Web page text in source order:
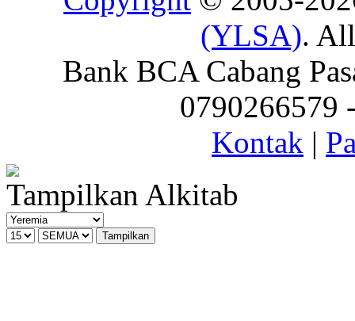
(YLSA).
Bank BCA Cabang
0790266579
Kontak |
Tampilkan Alkitab